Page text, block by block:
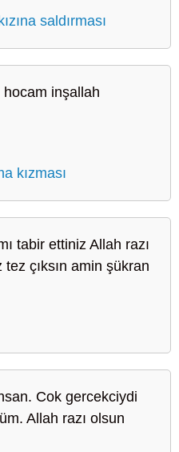
saldırması
hocam inşallah
kızması
tabir ettiniz Allah razı
çıksın amin şükran
Cok gercekciydi
Allah razı olsun